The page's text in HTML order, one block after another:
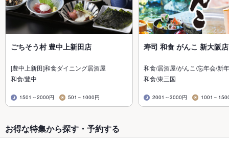
ごちそう村 豊中上新田店
[豊中上新田]和食ダイニング居酒屋
和食/豊中
1501～2000円 501～1000円
寿司 和食 がんこ 新大阪店
和食/居酒屋/がんこ/忘年会/新
和食/東三国
2001～3000円 1001～
お得な特集から探す・予約する